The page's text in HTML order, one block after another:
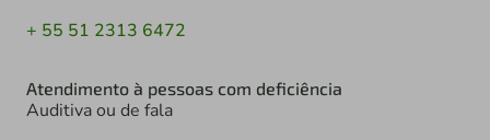
+ 55 51 2313 6472
Atendimento à pessoas com deficiência
Auditiva ou de fala